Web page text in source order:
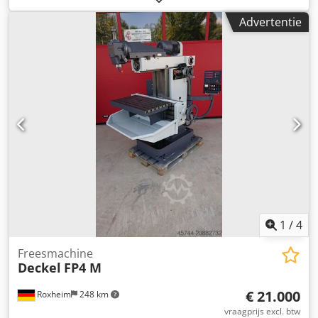
Aandrijfvermogen: 4 kW Starre tafel: 800 x 460 mm
Spaangoedbak Spindelopname: SK 40 Toerentalbereik: 50-
2500 min⁻¹ Voeding: 8-630 mm/min Snelle verplaatsing: 1,3
m/min Dsdpfx Asy Awz Reggskr Benodigde ruimte: ca. 2 x 2
x 2 m Gewicht: ca. 1650 kg
Advertentie
1 /4
Roxheim 248 km
Freesmachine
Deckel FP4 M
€ 21.000
vraagprijs excl. btw